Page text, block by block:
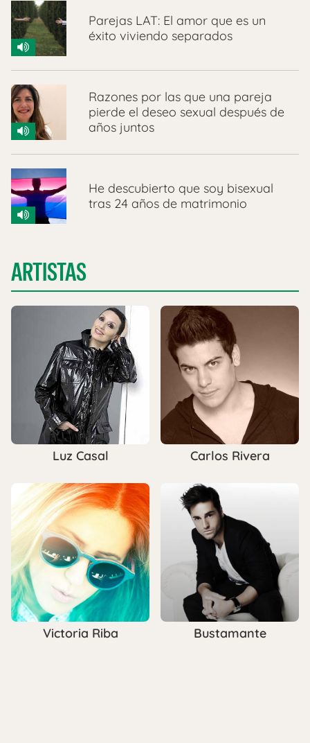
Parejas LAT: El amor que es un
éxito viviendo separados
Razones por las que una pareja
pierde el deseo sexual después de
años juntos
He descubierto que soy bisexual
tras 24 años de matrimonio
ARTISTAS
Luz Casal Carlos Rivera
Victoria Riba Bustamante